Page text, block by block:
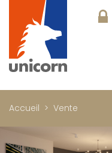
Accueil Vente